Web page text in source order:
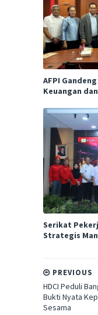
AFPI
Keuangan
Serikat
Strategis
PREVIOUS
HDCI Peduli
Bukti Nyata
Sesama